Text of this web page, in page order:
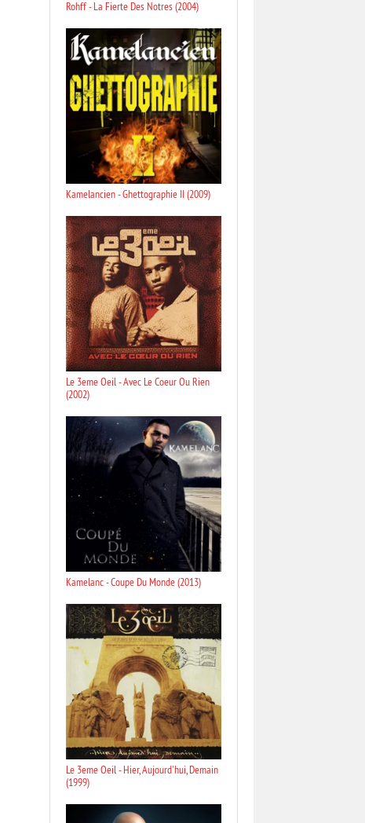
Rohff - La Fierte Des Notres (2004)
Kamelancien - Ghettographie II (2009)
Le 3eme Oeil - Avec Le Coeur Ou Rien
(2002)
Kamelanc - Coupe Du Monde (2013)
Le 3eme Oeil - Hier, Aujourd'hui, Demain
(1999)